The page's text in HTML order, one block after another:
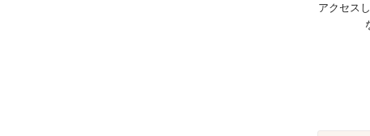
アクセス